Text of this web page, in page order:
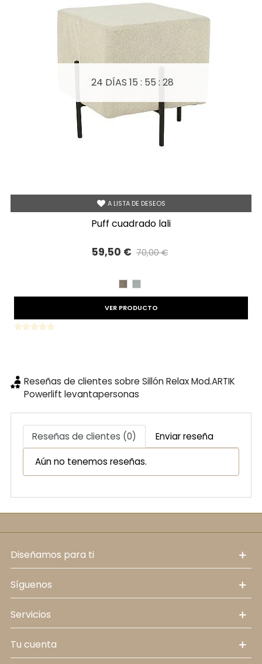
A LISTA DE DESEOS
24 DÍAS 15 : 55 : 27
puff cuadrado lali
59,50 € 70,00 €
BEIGGRIS
VER PRODUCTO
Reseñas de clientes sobre Sillón Relax Mod.ARTIK
Powerlift levantapersonas
Reseñas de clientes (0) Enviar reseña
Aún no tenemos reseñas.
diseñamos para ti
síguenos
servicios
tu cuenta